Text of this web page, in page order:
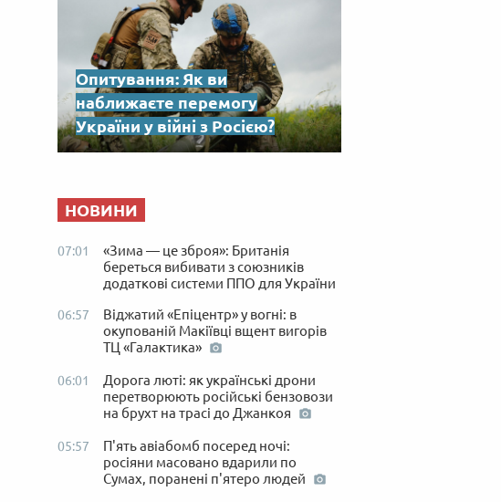
Опитування: Як ви
наближаєте перемогу
України у війні з Росією?
НОВИНИ
07:01
«Зима — це зброя»: Британія
береться вибивати з союзників
додаткові системи ППО для України
06:57
Віджатий «Епіцентр» у вогні: в
окупованій Макіївці вщент вигорів
ТЦ «Галактика»
06:01
Дорога люті: як українські дрони
перетворюють російські бензовози
на брухт на трасі до Джанкоя
05:57
П'ять авіабомб посеред ночі:
росіяни масовано вдарили по
Сумах, поранені п'ятеро людей